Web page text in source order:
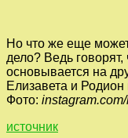
Но что же еще
дело? Ведь
основывается на
Елизавета и Родион
Фото:
источник